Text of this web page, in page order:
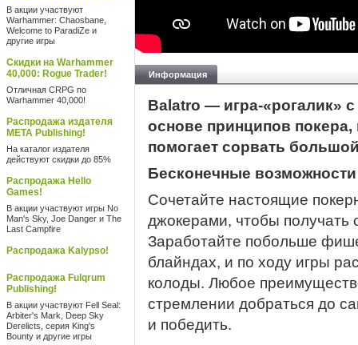
В акции участвуют
Warhammer: Chaosbane,
Welcome to ParadiZe и
другие игры
Скидки на Warhammer
40,000: Rogue Trader!
Отличная CRPG по
Warhammer 40,000!
Распродажа издателя
META Publishing!
На каталог издателя
действуют скидки до 85%
Распродажа Hello
Games!
В акции участвуют игры No
Man's Sky, Joe Danger и The
Last Campfire
Распродажа Kalypso!
Распродажа Fulqrum
Publishing!
В акции участвуют Fell Seal:
Arbiter's Mark, Deep Sky
Derelicts, серия King's
Bounty и другие игры
Информация
Balatro — игра-«рогалик»
основе принципов
помогает сорвать
Бесконечные возможности
Сочетайте настоящие
джокерами, чтобы
Заработайте побольше
блайндах, и по ходу игры
колоды. Любое
стремлении добраться до
и победить.